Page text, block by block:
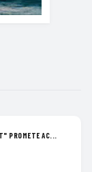
PROMETE AC...